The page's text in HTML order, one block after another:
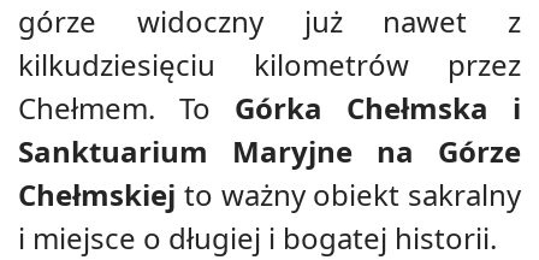
górze widoczny już nawet z
kilkudziesięciu kilometrów przez
Chełmem. To Górka Chełmska i
Sanktuarium Maryjne na Górze
Chełmskiej to ważny obiekt sakralny
i miejsce o długiej i bogatej historii.